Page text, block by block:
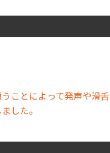
ことによって発声や滑舌
した。